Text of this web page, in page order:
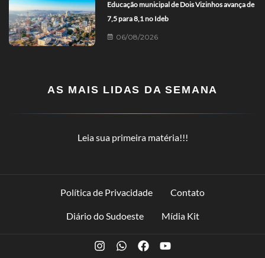
Educação municipal de Dois Vizinhos avança de
7,5 para 8,1 no Ideb
06/08/2026
AS MAIS LIDAS DA SEMANA
Leia sua primeira matéria!!!
Política de Privacidade Contato
Diário do Sudoeste Mídia Kit